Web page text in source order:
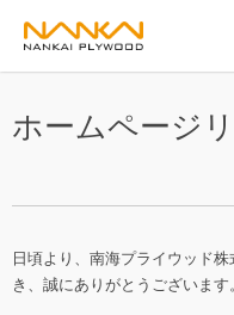
ホームページ
日頃より、南海プライウッド
き、誠にありがとうございます